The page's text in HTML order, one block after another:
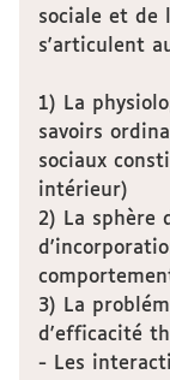
sociale et de
s'articulent
1) La
savoirs
sociaux
intérieur)
2) La sphère
3) La
d'efficacité
- Les